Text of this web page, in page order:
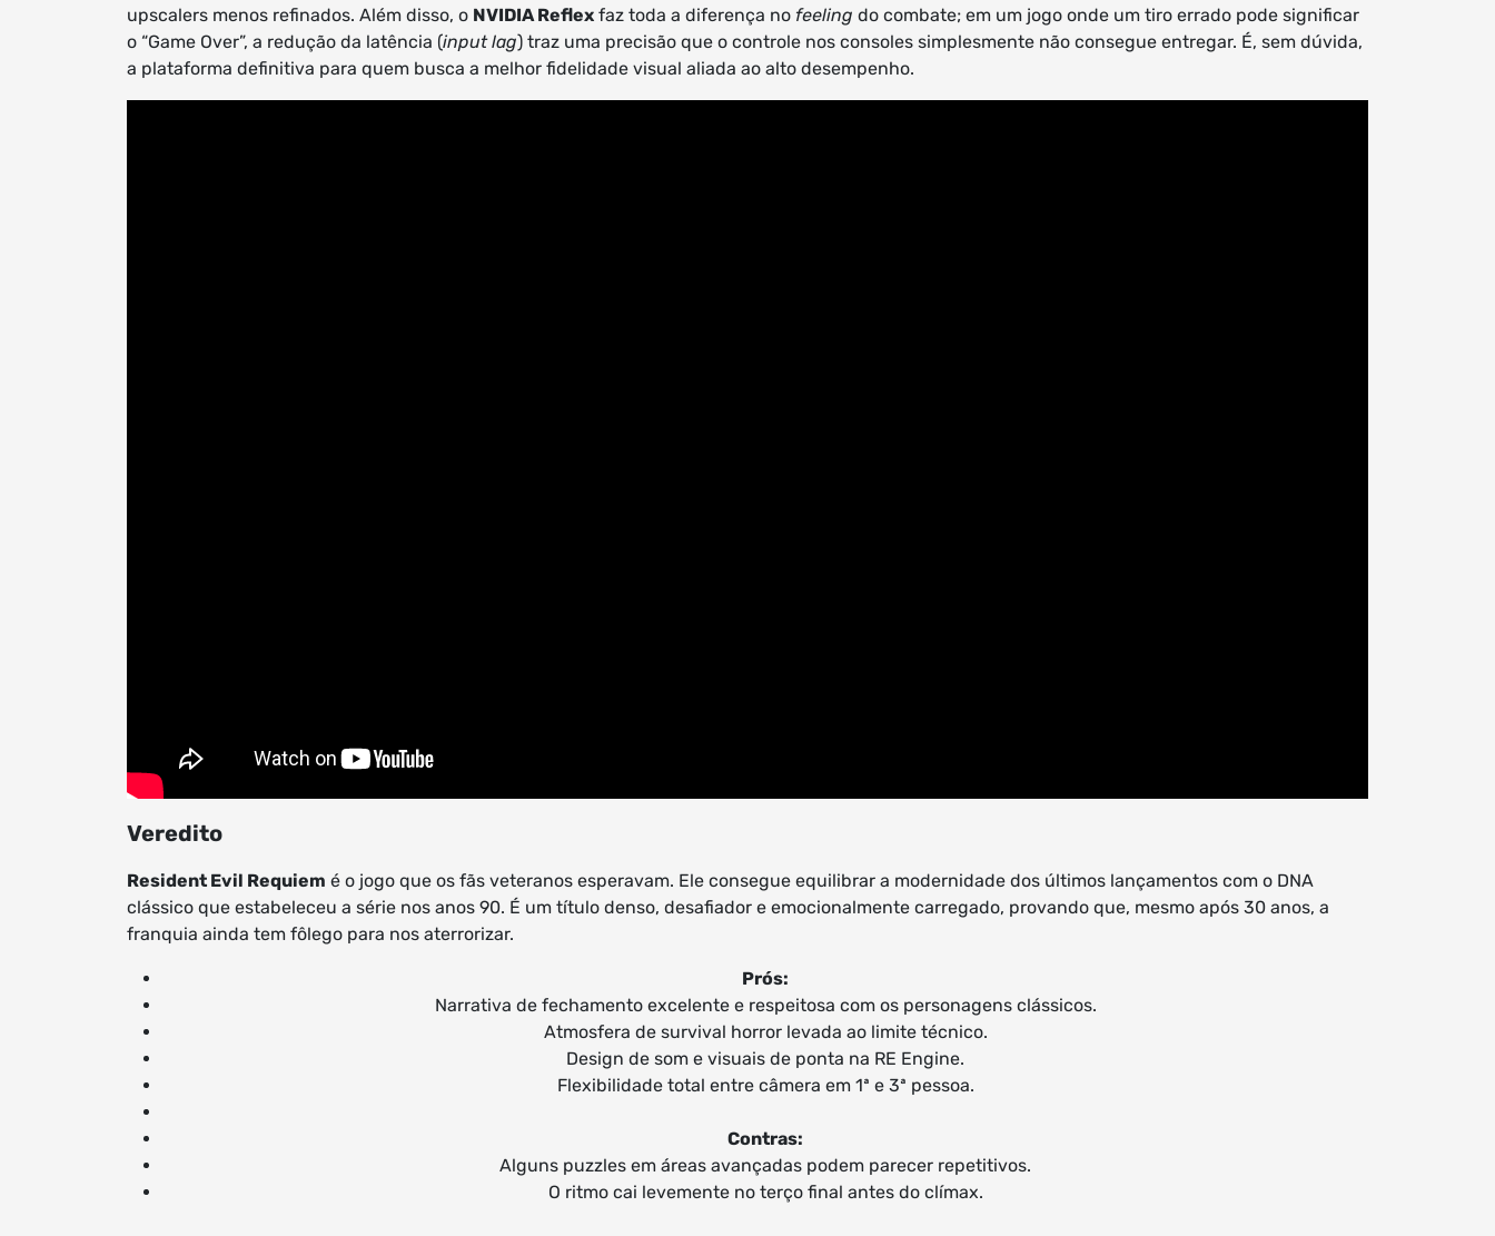
upscalers menos refinados. Além disso, o NVIDIA Reflex faz toda a diferença no feeling do combate; em um jogo onde um tiro errado pode significar
o “Game Over”, a redução da latência (input lag) traz uma precisão que o controle nos consoles simplesmente não consegue entregar. É, sem dúvida,
a plataforma definitiva para quem busca a melhor fidelidade visual aliada ao alto desempenho.
Veredito
Resident Evil Requiem é o jogo que os fãs veteranos esperavam. Ele consegue equilibrar a modernidade dos últimos lançamentos com o DNA
clássico que estabeleceu a série nos anos 90. É um título denso, desafiador e emocionalmente carregado, provando que, mesmo após 30 anos, a
franquia ainda tem fôlego para nos aterrorizar.
Prós:
Narrativa de fechamento excelente e respeitosa com os personagens clássicos.
Atmosfera de survival horror levada ao limite técnico.
Design de som e visuais de ponta na RE Engine.
Flexibilidade total entre câmera em 1ª e 3ª pessoa.
Contras:
Alguns puzzles em áreas avançadas podem parecer repetitivos.
O ritmo cai levemente no terço final antes do clímax.